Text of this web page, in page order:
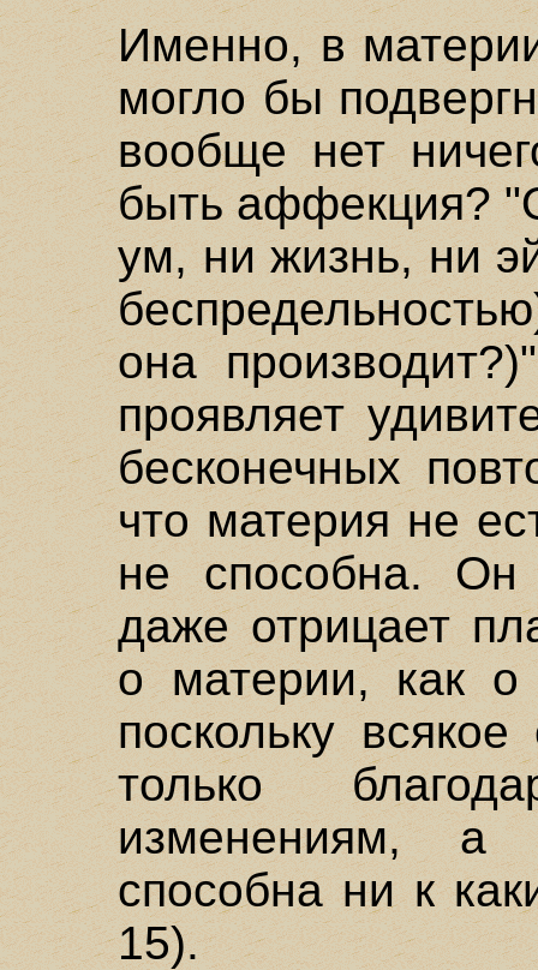
Именно, в
могло бы
вообще нет
быть аффекция?
ум, ни жизнь, ни
она
проявляет
бесконечных
что материя не
не способна. Он
даже отрицает
о материи, как о
поскольку
только
изменениям, а
способна ни к
15).